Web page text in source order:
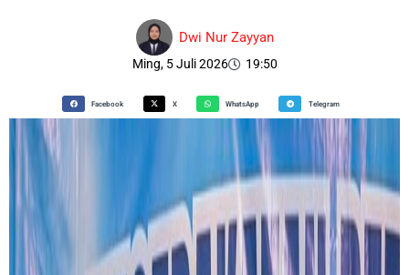
Dwi Nur Zayyan
Ming, 5 Juli 2026 19:50
Facebook X WhatsApp Telegram